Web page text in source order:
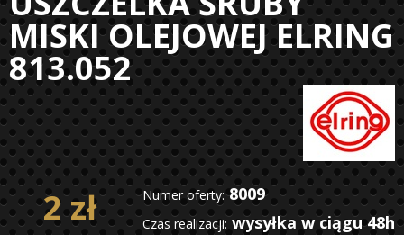
MISKI OLEJOWEJ ELRING
813.052
Numer oferty: 8009
Czas realizacji: wysyłka w ciągu 48h
2 zł